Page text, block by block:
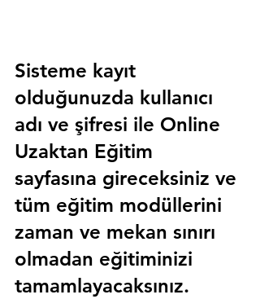
Sisteme kayıt
olduğunuzda kullanıcı
adı ve şifresi ile Online
Uzaktan Eğitim
sayfasına gireceksiniz ve
tüm eğitim modüllerini
zaman ve mekan sınırı
olmadan eğitiminizi
tamamlayacaksınız.